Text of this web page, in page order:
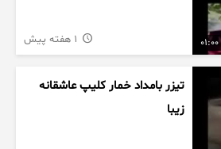
01:00
تیزر بامداد خمار کلیپ عاشقانه
زیبا